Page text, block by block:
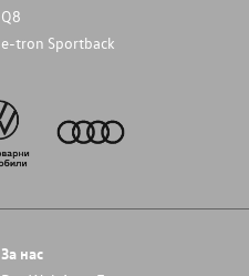
Q8
e-tron Sportback
За нас